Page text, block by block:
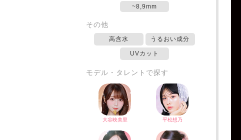
~8,9mm
その他
高含水 うるおい成分
UVカット
モデル・タレントで探す